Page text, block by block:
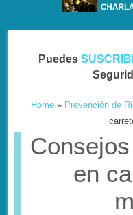
Puedes
Home» Prevención de
en